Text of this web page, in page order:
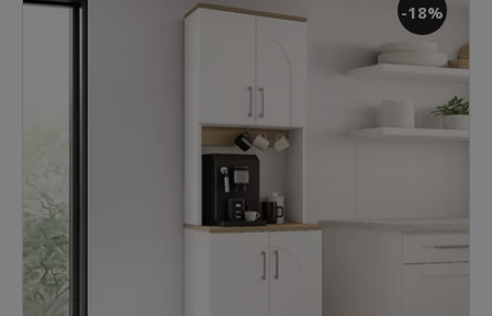
-18%